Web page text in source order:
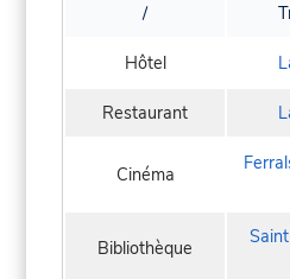
/
Hôtel
Restaurant
Cinéma
Bibliothèque